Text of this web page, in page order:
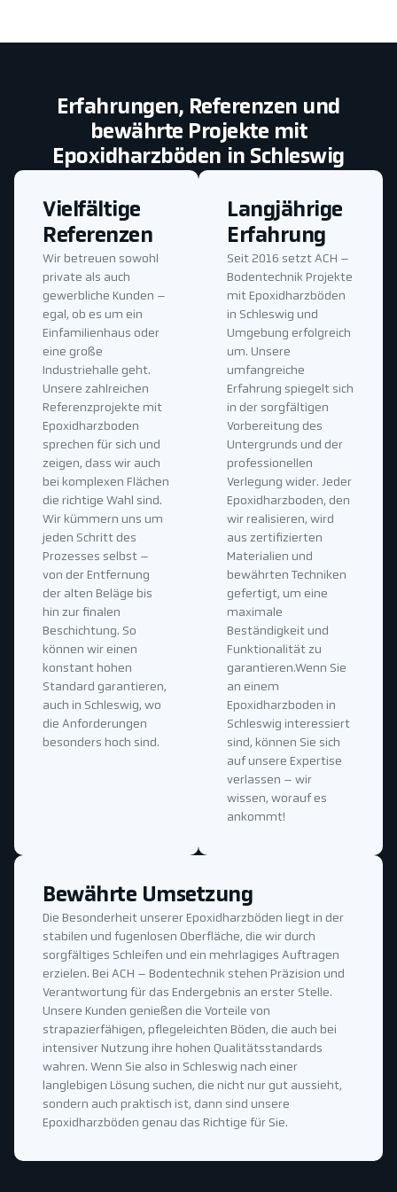
Erfahrungen, Referenzen und
bewährte Projekte mit
Epoxidharzböden in Schleswig
Langjährige
Erfahrung
Seit 2016 setzt ACH –
Bodentechnik Projekte
mit Epoxidharzböden
in Schleswig und
Umgebung erfolgreich
um. Unsere
umfangreiche
Erfahrung spiegelt sich
in der sorgfältigen
Vorbereitung des
Untergrunds und der
professionellen
Verlegung wider. Jeder
Epoxidharzboden, den
wir realisieren, wird
aus zertifizierten
Materialien und
bewährten Techniken
gefertigt, um eine
maximale
Beständigkeit und
Funktionalität zu
garantieren.Wenn Sie
an einem
Epoxidharzboden in
Schleswig interessiert
sind, können Sie sich
auf unsere Expertise
verlassen – wir
wissen, worauf es
ankommt!
Vielfältige
Referenzen
Wir betreuen sowohl
private als auch
gewerbliche Kunden –
egal, ob es um ein
Einfamilienhaus oder
eine große
Industriehalle geht.
Unsere zahlreichen
Referenzprojekte mit
Epoxidharzboden
sprechen für sich und
zeigen, dass wir auch
bei komplexen Flächen
die richtige Wahl sind.
Wir kümmern uns um
jeden Schritt des
Prozesses selbst –
von der Entfernung
der alten Beläge bis
hin zur finalen
Beschichtung. So
können wir einen
konstant hohen
Standard garantieren,
auch in Schleswig, wo
die Anforderungen
besonders hoch sind.
Bewährte Umsetzung
Die Besonderheit unserer Epoxidharzböden liegt in der
stabilen und fugenlosen Oberfläche, die wir durch
sorgfältiges Schleifen und ein mehrlagiges Auftragen
erzielen. Bei ACH – Bodentechnik stehen Präzision und
Verantwortung für das Endergebnis an erster Stelle.
Unsere Kunden genießen die Vorteile von
strapazierfähigen, pflegeleichten Böden, die auch bei
intensiver Nutzung ihre hohen Qualitätsstandards
wahren. Wenn Sie also in Schleswig nach einer
langlebigen Lösung suchen, die nicht nur gut aussieht,
sondern auch praktisch ist, dann sind unsere
Epoxidharzböden genau das Richtige für Sie.